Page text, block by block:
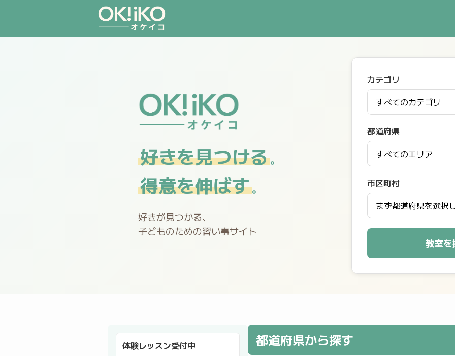
好きを見つける。
得意を伸ばす。
好きが見つかる、
子どものための習い事サイト
カテゴリ
都道府県
市区町村
教室
都道府県から探す
体験レッスン受付中